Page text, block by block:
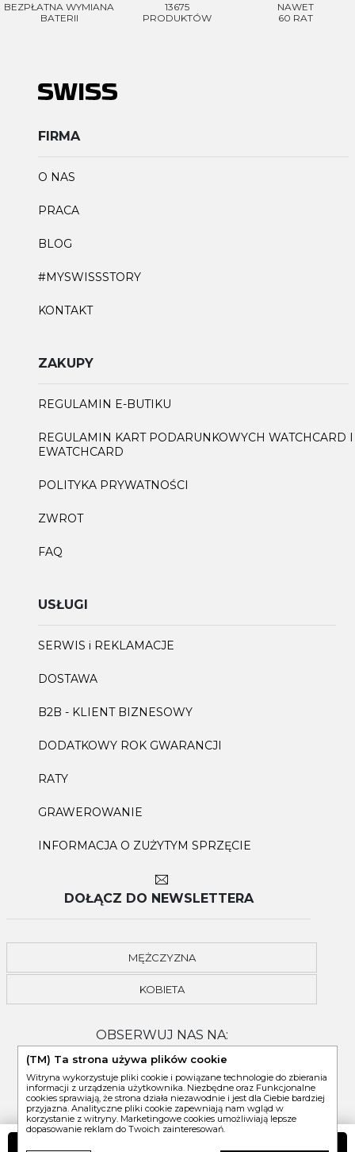
BEZPŁATNA WYMIANA
BATERII
13675
PRODUKTÓW
NAWET
60 RAT
FIRMA
O NAS
PRACA
BLOG
#MYSWISSSTORY
KONTAKT
ZAKUPY
REGULAMIN E-BUTIKU
REGULAMIN KART PODARUNKOWYCH WATCHCARD I
EWATCHCARD
POLITYKA PRYWATNOŚCI
ZWROT
FAQ
USŁUGI
SERWIS i REKLAMACJE
DOSTAWA
B2B - KLIENT BIZNESOWY
DODATKOWY ROK GWARANCJI
RATY
GRAWEROWANIE
INFORMACJA O ZUŻYTYM SPRZĘCIE
DOŁĄCZ DO NEWSLETTERA
MĘŻCZYZNA
KOBIETA
OBSERWUJ NAS NA:
(TM) Ta strona używa plików cookie
Witryna wykorzystuje pliki cookie i powiązane technologie do zbierania
informacji z urządzenia użytkownika. Niezbędne oraz Funkcjonalne
cookies sprawiają, że strona działa niezawodnie i jest dla Ciebie bardziej
przyjazna. Analityczne pliki cookie zapewniają nam wgląd w
korzystanie z witryny. Marketingowe cookies umożliwiają lepsze
dopasowanie reklam do Twoich zainteresowań.